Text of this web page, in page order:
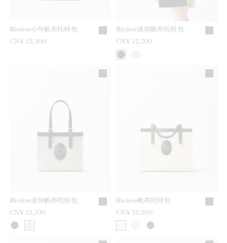
Rivière小号帆布托特包
CN¥ 12,300
Rivière迷你帆布托特包
CN¥ 12,700
Rivière迷你帆布托特包
CN¥ 12,700
Rivière帆布托特包
CN¥ 13,900